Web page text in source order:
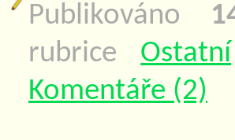
Publikováno
rubrice Ostatní
Komentáře (2)